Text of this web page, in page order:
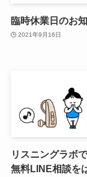
臨時休業日のお
2021年9月16日
リスニングラボ
無料LINE相談を